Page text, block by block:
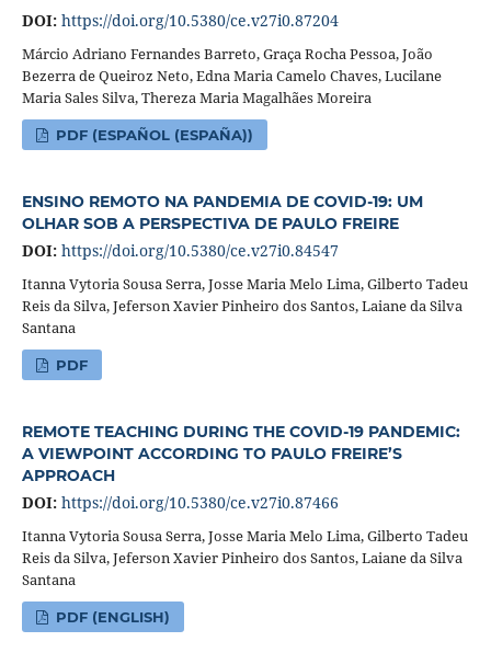
DOI: https://doi.org/10.5380/ce.v27i0.87204
Márcio Adriano Fernandes Barreto, Graça Rocha Pessoa, João
Bezerra de Queiroz Neto, Edna Maria Camelo Chaves, Lucilane
Maria Sales Silva, Thereza Maria Magalhães Moreira
PDF (ESPAÑOL (ESPAÑA))
ENSINO REMOTO NA PANDEMIA DE COVID-19: UM
OLHAR SOB A PERSPECTIVA DE PAULO FREIRE
DOI: https://doi.org/10.5380/ce.v27i0.84547
Itanna Vytoria Sousa Serra, Josse Maria Melo Lima, Gilberto Tadeu
Reis da Silva, Jeferson Xavier Pinheiro dos Santos, Laiane da Silva
Santana
PDF
REMOTE TEACHING DURING THE COVID-19 PANDEMIC:
A VIEWPOINT ACCORDING TO PAULO FREIRE’S
APPROACH
DOI: https://doi.org/10.5380/ce.v27i0.87466
Itanna Vytoria Sousa Serra, Josse Maria Melo Lima, Gilberto Tadeu
Reis da Silva, Jeferson Xavier Pinheiro dos Santos, Laiane da Silva
Santana
PDF (ENGLISH)